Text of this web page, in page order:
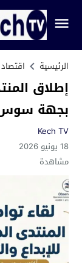
الرئيسية اقتصاد
إطلاق
بجهة
Kech TV
18 يونيو 2026
مشاهدة